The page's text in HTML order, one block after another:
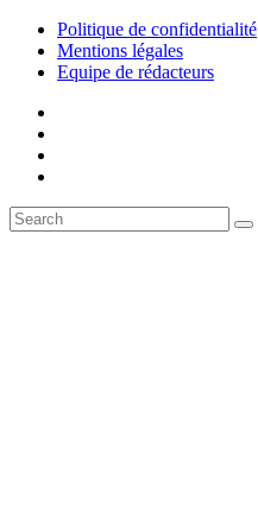
Politique de confidentialité
Mentions légales
Equipe de rédacteurs